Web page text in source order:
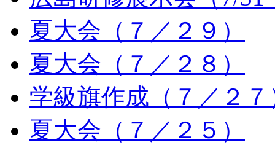
夏大会（７／２９）
夏大会（７／２８）
学級旗作成（７／２７
夏大会（７／２５）